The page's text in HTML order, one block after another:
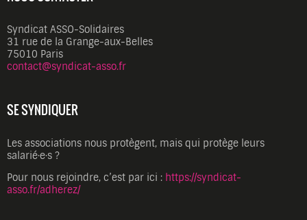
Syndicat ASSO-Solidaires
31 rue de la Grange-aux-Belles
75010 Paris
contact@syndicat-asso.fr
SE SYNDIQUER
Les associations nous protègent, mais qui protège leurs
salarié·e·s ?
Pour nous rejoindre, c’est par ici : https://syndicat-
asso.fr/adherez/